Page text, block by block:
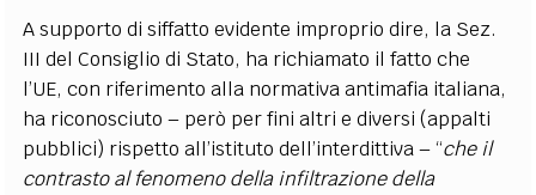
A supporto di siffatto evidente improprio dire, la Sez.
III del Consiglio di Stato, ha richiamato il fatto che
l’UE, con riferimento alla normativa antimafia italiana,
ha riconosciuto – però per fini altri e diversi (appalti
pubblici) rispetto all’istituto dell’interdittiva – “che il
contrasto al fenomeno della infiltrazione della